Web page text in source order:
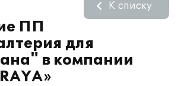
ПП
для
в компании
К списку